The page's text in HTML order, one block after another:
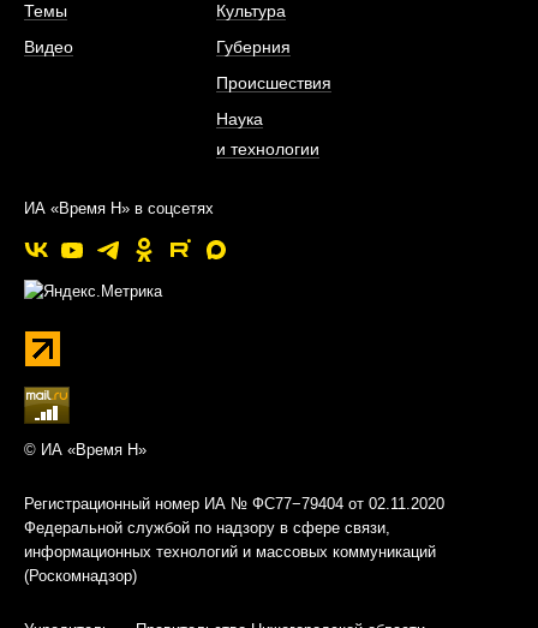
Темы
Видео
Культура
Губерния
Происшествия
Наука
и технологии
ИА «Время Н» в соцсетях
© ИА «Время Н»
Регистрационный номер ИА № ФС77−79404 от 02.11.2020
Федеральной службой по надзору в сфере связи,
информационных технологий и массовых коммуникаций
(Роскомнадзор)